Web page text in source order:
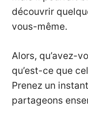
découvrir
vous-même.
Alors, qu’avez-
qu’est-ce que
Prenez un
partageons